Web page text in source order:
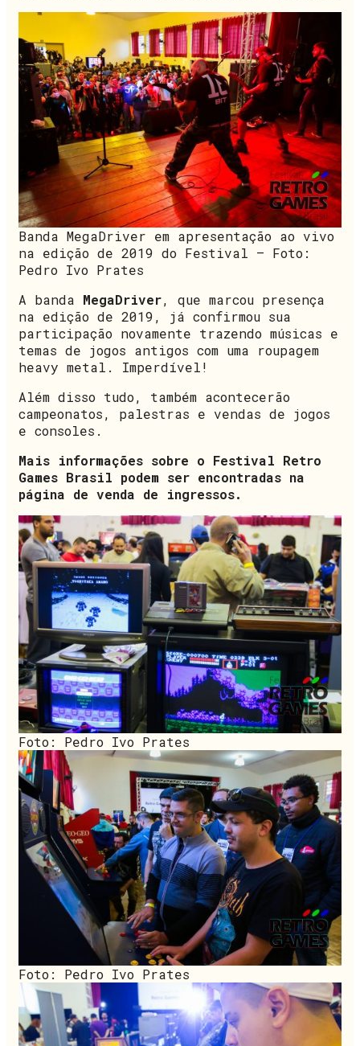
Banda MegaDriver em apresentação ao vivo
na edição de 2019 do Festival – Foto:
Pedro Ivo Prates
A banda MegaDriver, que marcou presença
na edição de 2019, já confirmou sua
participação novamente trazendo músicas e
temas de jogos antigos com uma roupagem
heavy metal. Imperdível!
Além disso tudo, também acontecerão
campeonatos, palestras e vendas de jogos
e consoles.
Mais informações sobre o Festival Retro
Games Brasil podem ser encontradas na
página de venda de ingressos.
Foto: Pedro Ivo Prates
Foto: Pedro Ivo Prates